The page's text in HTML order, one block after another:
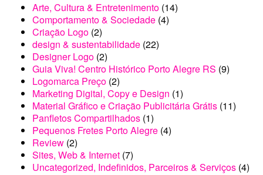
Arte, Cultura & Entretenimento (14)
Comportamento & Sociedade (4)
Criação Logo (2)
design & sustentabilidade (22)
Designer Logo (2)
Guia Viva! Centro Histórico Porto Alegre RS (9)
Logomarca Preço (2)
Marketing Digital, Copy e Design (1)
Material Gráfico e Criação Publicitária Grátis (11)
Panfletos Compartilhados (1)
Pequenos Fretes Porto Alegre (4)
Review (2)
Sites, Web & Internet (7)
Uncategorized, Indefinidos, Parceiros & Serviços (4)